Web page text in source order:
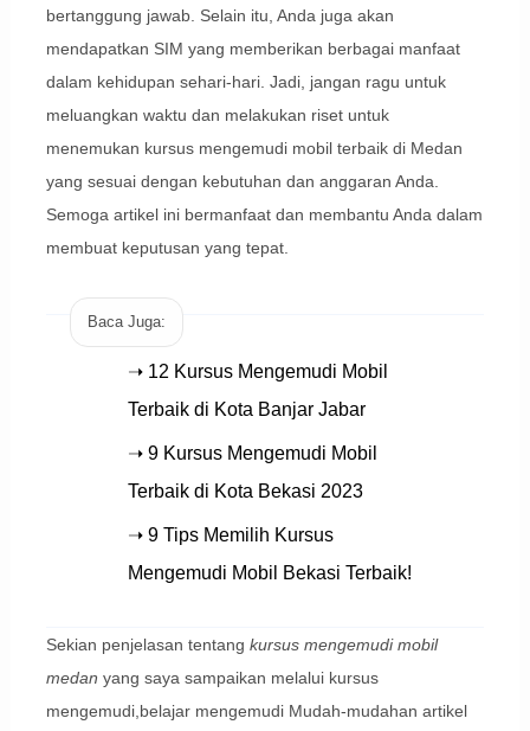
bertanggung jawab. Selain itu, Anda juga akan
mendapatkan SIM yang memberikan berbagai manfaat
dalam kehidupan sehari-hari. Jadi, jangan ragu untuk
meluangkan waktu dan melakukan riset untuk
menemukan kursus mengemudi mobil terbaik di Medan
yang sesuai dengan kebutuhan dan anggaran Anda.
Semoga artikel ini bermanfaat dan membantu Anda dalam
membuat keputusan yang tepat.
Baca Juga:
➝ 12 Kursus Mengemudi Mobil
Terbaik di Kota Banjar Jabar
➝ 9 Kursus Mengemudi Mobil
Terbaik di Kota Bekasi 2023
➝ 9 Tips Memilih Kursus
Mengemudi Mobil Bekasi Terbaik!
Sekian penjelasan tentang kursus mengemudi mobil
medan yang saya sampaikan melalui kursus
mengemudi,belajar mengemudi Mudah-mudahan artikel